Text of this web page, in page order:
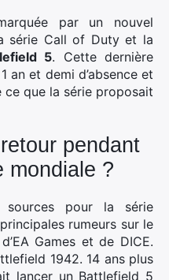
par un nouvel
série Call of Duty et la
5. Cette dernière
an et demi d’absence et
que la série proposait
pendant
mondiale ?
pour la série
rumeurs sur le
Games et de DICE.
1942. 14 ans plus
lancer un Battlefield 5